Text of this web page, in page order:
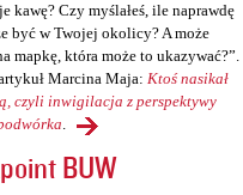
kawę? Czy myślałeś, ile naprawdę
być w Twojej okolicy? A może
mapkę, która może to ukazywać?”.
Marcina Maja: Ktoś nasikał
czyli inwigilacja z perspektywy
.
BUW